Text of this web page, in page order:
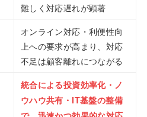
難しく対応遅れが顕著
オンライン対応・利便性向
上への要求が高まり、対応
不足は顧客離れにつながる
統合による投資効率化・ノ
ウハウ共有・IT基盤の整備